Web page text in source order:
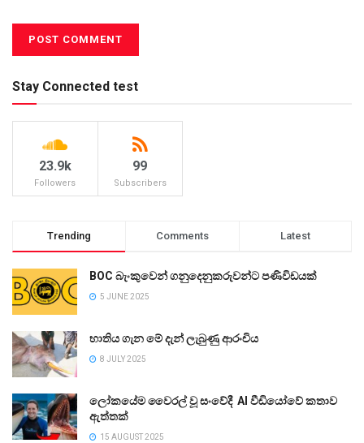
Stay Connected test
23.9k
Followers
99
Subscribers
Trending Comments Latest
BOC බැංකුවෙන් ගනුදෙනුකරුවන්ට පණිවිඩයක්
5 JUNE 2025
භාතිය ගැන මේ දැන් ලැබුණු ආරංචිය
8 JULY 2025
ලෝකයේම වෛරල් වූ සංවේදී AI වීඩියෝවේ කතාව
ඇත්තක්
15 AUGUST 2025